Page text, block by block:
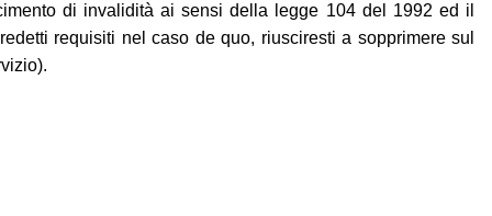
di invalidità ai sensi della legge 104 del 1992 ed il
requisiti nel caso de quo, riusciresti a sopprimere sul